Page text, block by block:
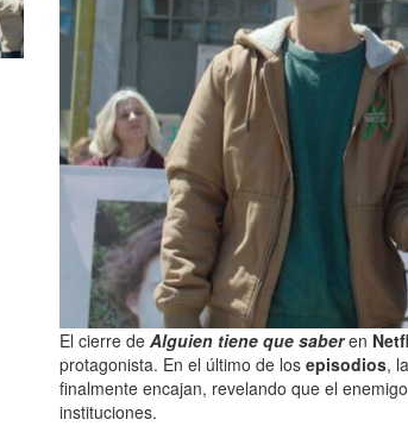
El cierre de Alguien tiene que saberen
protagonista. En el último de los episodios,
finalmente encajan, revelando que el
instituciones.